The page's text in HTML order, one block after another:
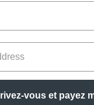
54, 1160, Bruxelles
retour. Pour les retours, voir ici
vous et payez